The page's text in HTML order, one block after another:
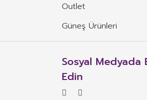
Outlet
Güneş Ürünleri
Sosyal Medyada
Edin